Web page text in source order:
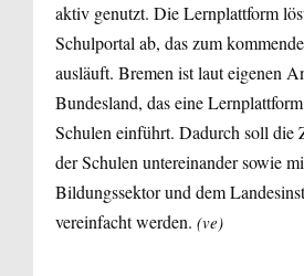
aktiv genutzt. Die Lernplattform
Schulportal ab, das zum
ausläuft. Bremen ist laut eigenen
Bundesland, das eine
Schulen einführt. Dadurch soll die
der Schulen untereinander sowie
Bildungssektor und dem
vereinfacht werden. (ve)